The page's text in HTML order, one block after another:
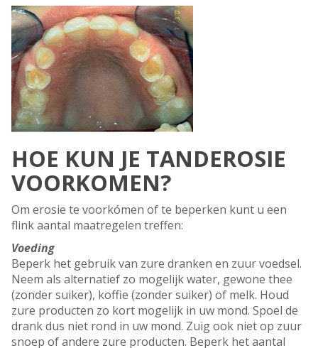
HOE KUN JE TANDEROSIE
VOORKOMEN?
Om erosie te voorkómen of te beperken kunt u een
flink aantal maatregelen treffen:
Voeding
Beperk het gebruik van zure dranken en zuur voedsel.
Neem als alternatief zo mogelijk water, gewone thee
(zonder suiker), koffie (zonder suiker) of melk. Houd
zure producten zo kort mogelijk in uw mond. Spoel de
drank dus niet rond in uw mond. Zuig ook niet op zuur
snoep of andere zure producten. Beperk het aantal